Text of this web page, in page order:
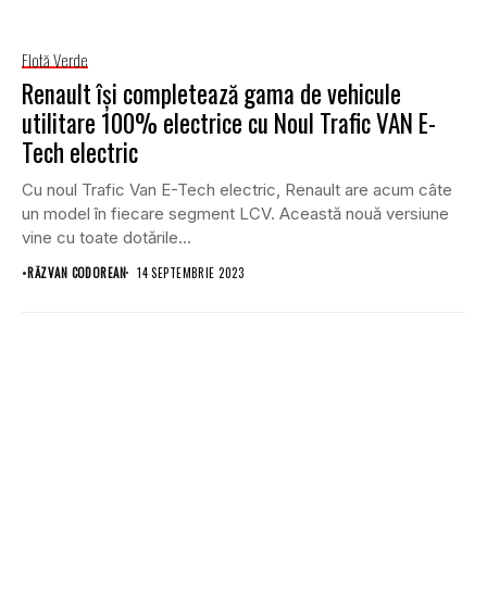
Flotă Verde
Renault își completează gama de vehicule
utilitare 100% electrice cu Noul Trafic VAN E-
Tech electric
Cu noul Trafic Van E-Tech electric, Renault are acum câte
un model în fiecare segment LCV. Această nouă versiune
vine cu toate dotările...
•RĂZVAN CODOREAN 14 SEPTEMBRIE 2023